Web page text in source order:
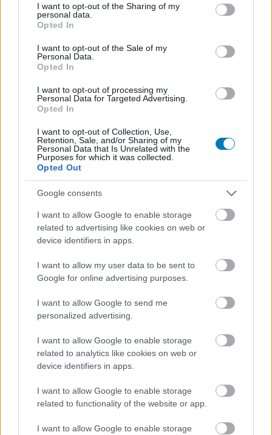
not limited to your visit or usage behaviour. You may click to
grant or deny consent to Google and its third-party tags to
use your data for below specified purposes in below Google
consent section.
I want to opt-out of the Sharing of my
personal data.
Opted In
I want to opt-out of the Sale of my
Personal Data.
Opted In
I want to opt-out of processing my
Personal Data for Targeted Advertising.
Opted In
I want to opt-out of Collection, Use,
Retention, Sale, and/or Sharing of my
Personal Data that Is Unrelated with the
Purposes for which it was collected.
Opted Out
Google consents
I want to allow Google to enable storage
related to advertising like cookies on web or
device identifiers in apps.
I want to allow my user data to be sent to
Google for online advertising purposes.
I want to allow Google to send me
personalized advertising.
I want to allow Google to enable storage
related to analytics like cookies on web or
device identifiers in apps.
I want to allow Google to enable storage
related to functionality of the website or app.
I want to allow Google to enable storage
a falak között: a gyilkos animatronikus kabalák
kiszabadulnak, és bárhol lecsaphatnak. Nyilván Abby
belekeveredik az események sűrűjébe, miután Freddy az
immáron tinivé cseperedett lány segítségét kéri.
A Five Nights at Freddy's 2, azaz Öt éjjel Freddy
mozikba.
A GameStar YouTube csatornája csak rád vár!
Videótesztek, magyarázók, érdekességek,
magyar feliratos előzetesek.
Feliratkozom